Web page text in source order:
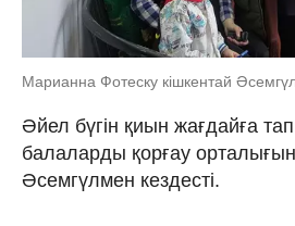
Марианна Фотеску кішкентай
Әйел бүгін қиын жағдайға
балаларды қорғау
Әсемгүлмен кездесті.